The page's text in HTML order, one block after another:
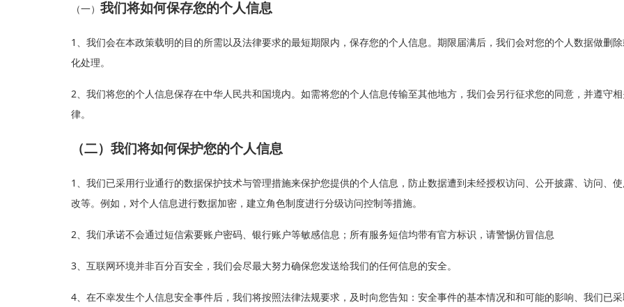
（一） 我们将如何保存您的个人信息
1 、我们会在本政策载明的目的所需以及法律要求的最短期限内，保存您的个人信息。期限届满后，我们会对您的个人数据做删
化处理。
2、我们将您的个人信息保存在中华人民共和国境内。如需将您的个人信息传输至其他地方，我们会另行征求您的同意，并遵守
律。
（二）我们将如何保护您的个人信息
1 、我们已采用行业通行的数据保护技术与管理措施来保护您提供的个人信息，防止数据遭到未经授权访问、公开披露、访问、使
改等。例如，对个人信息进行数据加密，建立角色制度进行分级访问控制等措施。
2、我们承诺不会通过短信索要账户密码、银行账户等敏感信息；所有服务短信均带有官方标识，请警惕仿冒信息
3、互联网环境并非百分百安全，我们会尽最大努力确保您发送给我们的任何信息的安全。
4、在不幸发生个人信息安全事件后，我们将按照法律法规要求，及时向您告知：安全事件的基本情况和和可能的影响、我们已